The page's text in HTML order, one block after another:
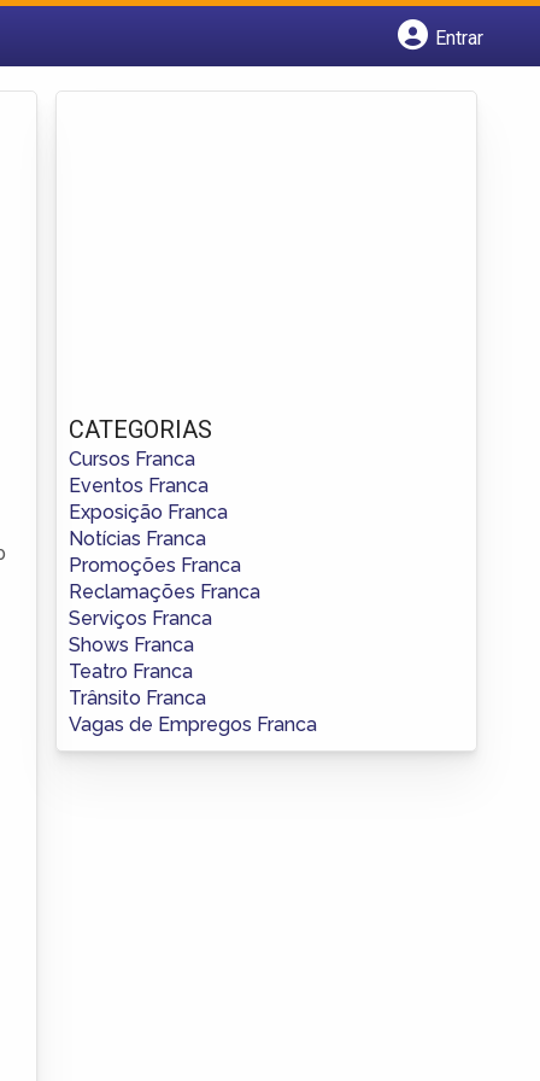
Entrar
CATEGORIAS
Cursos Franca
Eventos Franca
Exposição Franca
Notícias Franca
Promoções Franca
Reclamações Franca
Serviços Franca
Shows Franca
Teatro Franca
Trânsito Franca
Vagas de Empregos Franca